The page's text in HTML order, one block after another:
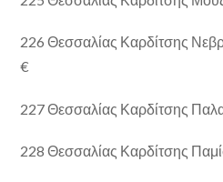
226 Θεσσαλίας Καρδίτσης
€
227 Θεσσαλίας Καρδίτσης
228 Θεσσαλίας Καρδίτσης